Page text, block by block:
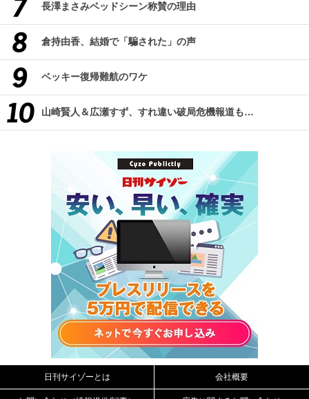
長澤まさみベッドシーン称賛の理由
倉持由香、結婚で「騙された」の声
ベッキー復帰難航のワケ
山崎賢人＆広瀬すず、すれ違い破局危機報道も…
日刊サイゾーとは 会社概要